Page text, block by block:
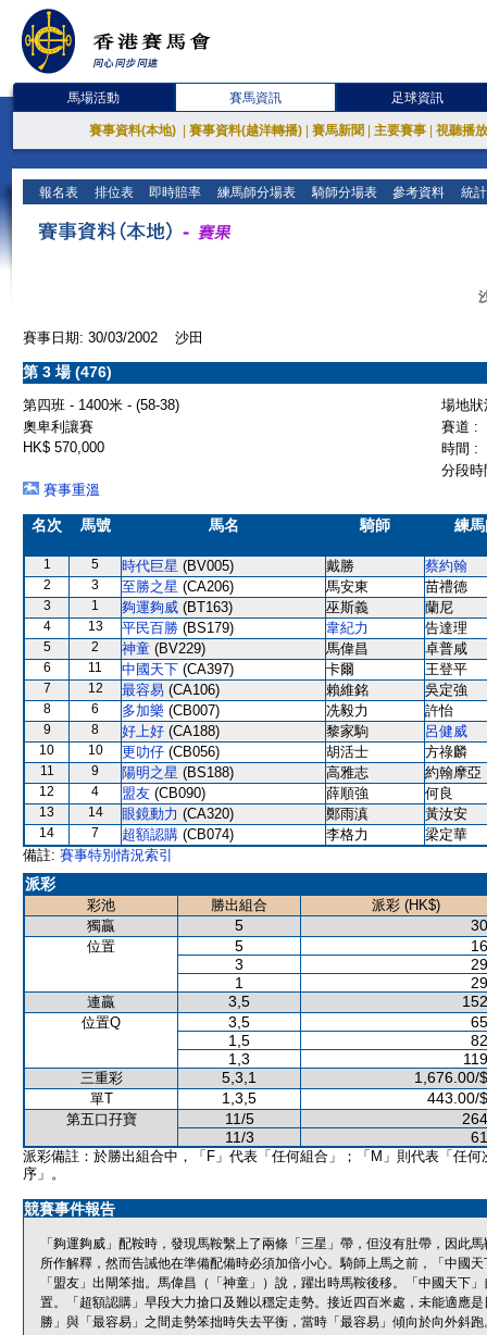
馬場活動 賽馬資訊 足球資訊
賽事資料(本地) 賽事資料(越洋轉播) 賽馬新聞 主要賽事 視聽播
報名表 排位表 即時賠率 練馬師分場表 騎師分場表 參考資料 統
賽事日期: 30/03/2002 沙田
第 3 場 (476)
第四班 - 1400米 - (58-38)
場地
奧卑利讓賽
賽道 :
HK$ 570,000
時間 :
分段
賽事重溫
名次 馬號 馬名 騎師 練
1 5 時代巨星 (BV005) 戴勝 蔡約翰
2 3 至勝之星 (CA206) 馬安東 苗禮德
3 1 夠運夠威 (BT163) 巫斯義 蘭尼
4 13 平民百勝 (BS179) 韋紀力 告達理
5 2 神童 (BV229) 馬偉昌 卓普咸
6 11 中國天下 (CA397) 卡爾 王登平
7 12 最容易 (CA106) 賴維銘 吳定強
8 6 多加樂 (CB007) 冼毅力 許怡
9 8 好上好 (CA188) 黎家駒 呂健威
10 10 更叻仔 (CB056) 胡活士 方祿麟
11 9 陽明之星 (BS188) 高雅志 約翰摩亞
12 4 盟友 (CB090) 薛順強 何良
13 14 眼鏡動力 (CA320) 鄭雨滇 黃汝安
14 7 超額認購 (CB074) 李格力
梁定華
備註: 賽事特別情況索引
派彩
彩池 勝出組合
派彩 (HK$)
獨贏
5
位置 5
3
1
連贏 3,5
位置Q 3,5
1,5
1,3
三重彩 5,3,1 1,676.00/
單T 1,3,5 443.00/
第五口孖寶 11/5
11/3
派彩備註：於勝出組合中，「F」代表「任何組合」；「M」則代表「任何
序」。
競賽事件報告
「夠運夠威」配鞍時，發現馬鞍繫上了兩條「三星」帶，但沒有肚帶，因此
所作解釋，然而告誡他在準備配備時必須加倍小心。騎師上馬之前，「中國
「盟友」出閘笨拙。馬偉昌（「神童」）說，躍出時馬鞍後移。「中國天下
置。「超額認購」早段大力搶口及難以穩定走勢。接近四百米處，未能適應
勝」與「最容易」之間走勢笨拙時失去平衡，當時「最容易」傾向於向外斜